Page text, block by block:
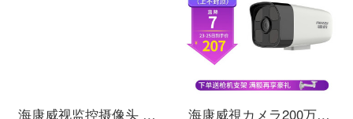
海康威视监控摄像头 室内网络高清监控器安防监控探头130万非poeDS-2CD1311D-I 4mm
海康威視カメラ200万監視室外1080 Pネットワーク高清監視カメラ赤外夜視50 m防塵防水カメラDS-PC-B 12 V 2-I（4 mm/PoE）